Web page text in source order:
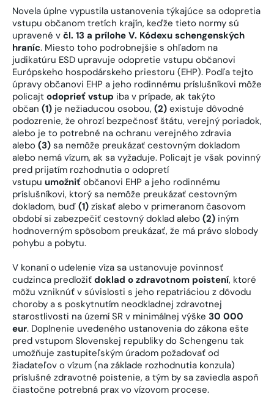
Novela úplne vypustila ustanovenia týkajúce sa odopretia
vstupu občanom tretích krajín, keďže tieto normy sú
upravené v čl. 13 a prílohe V. Kódexu schengenských
hraníc. Miesto toho podrobnejšie s ohľadom na
judikatúru ESD upravuje odopretie vstupu občanovi
Európskeho hospodárskeho priestoru (EHP). Podľa tejto
úpravy občanovi EHP a jeho rodinnému príslušníkovi môže
policajt odoprieť vstup iba v prípade, ak takýto
občan (1) je nežiaducou osobou, (2) existuje dôvodné
podozrenie, že ohrozí bezpečnosť štátu, verejný poriadok,
alebo je to potrebné na ochranu verejného zdravia
alebo (3) sa nemôže preukázať cestovným dokladom
alebo nemá vízum, ak sa vyžaduje. Policajt je však povinný
pred prijatím rozhodnutia o odopretí
vstupu umožniť občanovi EHP a jeho rodinnému
príslušníkovi, ktorý sa nemôže preukázať cestovným
dokladom, buď (1) získať alebo v primeranom časovom
období si zabezpečiť cestovný doklad alebo (2) iným
hodnoverným spôsobom preukázať, že má právo slobody
pohybu a pobytu.
V konaní o udelenie víza sa ustanovuje povinnosť
cudzinca predložiť doklad o zdravotnom poistení, ktoré
môžu vzniknúť v súvislosti s jeho repatriáciou z dôvodu
choroby a s poskytnutím neodkladnej zdravotnej
starostlivosti na území SR v minimálnej výške 30 000
eur. Doplnenie uvedeného ustanovenia do zákona ešte
pred vstupom Slovenskej republiky do Schengenu tak
umožňuje zastupiteľským úradom požadovať od
žiadateľov o vízum (na základe rozhodnutia konzula)
príslušné zdravotné poistenie, a tým by sa zaviedla aspoň
čiastočne potrebná prax vo vízovom procese.